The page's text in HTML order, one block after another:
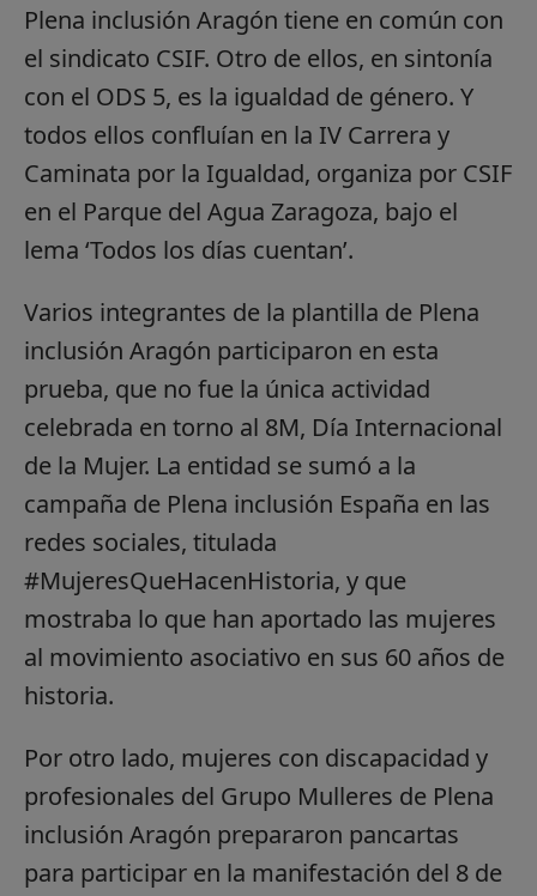
Plena inclusión Aragón tiene en común con
el sindicato CSIF. Otro de ellos, en sintonía
con el ODS 5, es la igualdad de género. Y
todos ellos confluían en la IV Carrera y
Caminata por la Igualdad, organiza por CSIF
en el Parque del Agua Zaragoza, bajo el
lema ‘Todos los días cuentan’.
Varios integrantes de la plantilla de Plena
inclusión Aragón participaron en esta
prueba, que no fue la única actividad
celebrada en torno al 8M, Día Internacional
de la Mujer. La entidad se sumó a la
campaña de Plena inclusión España en las
redes sociales, titulada
#MujeresQueHacenHistoria, y que
mostraba lo que han aportado las mujeres
al movimiento asociativo en sus 60 años de
historia.
Por otro lado, mujeres con discapacidad y
profesionales del Grupo Mulleres de Plena
inclusión Aragón prepararon pancartas
para participar en la manifestación del 8 de